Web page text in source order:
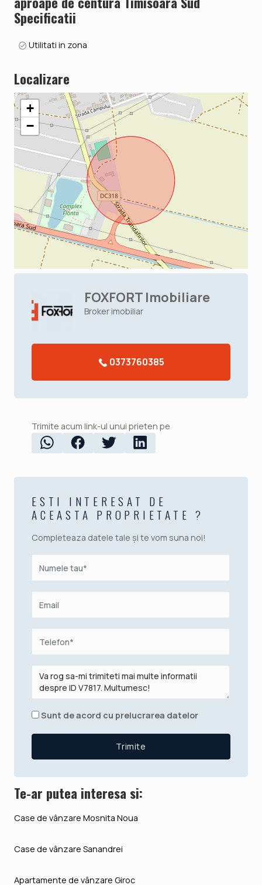
Pretul este de 139.191€ - Comision 0%!
Se accepta ca si modalitate de plata surse proprii sau
Specificatii
Utilitati in zona
Localizare
+
−
FOXFORT Imobiliare
Broker imobiliar
0373760385
Trimite acum link-ul unui prieten pe
ESTI INTERESAT DE
ACEASTA PROPRIETATE ?
Completeaza datele tale și te vom suna noi!
Sunt de acord cu prelucrarea datelor
Te-ar putea interesa si:
Case de vânzare Mosnita Noua
Case de vânzare Sanandrei
Apartamente de vânzare Giroc